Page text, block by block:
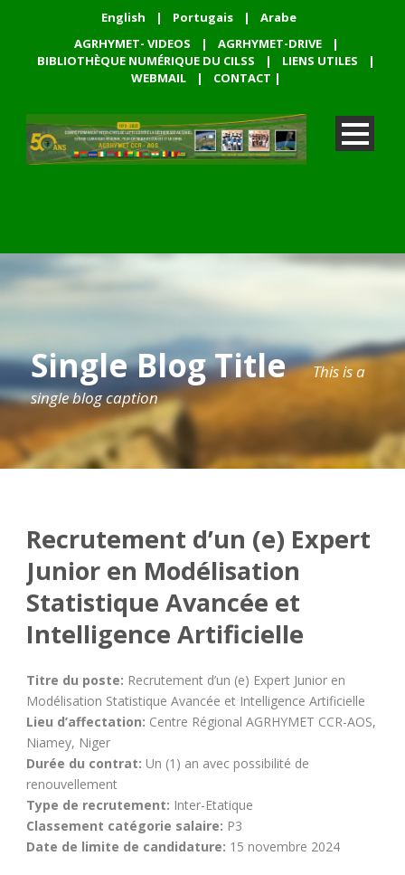
English | Portugais |
Arabe
AGRHYMET- VIDEOS
| AGRHYMET-DRIVE
|
BIBLIOTHÈQUE NUMÉRIQUE DU CILSS
| LIENS UTILES
|
WEBMAIL
| CONTACT |
Single Blog Title
This is a
single blog caption
Recrutement d’un (e) Expert
Junior en Modélisation
Statistique Avancée et
Intelligence Artificielle
Titre du poste: Recrutement d’un (e) Expert Junior en
Modélisation Statistique Avancée et Intelligence Artificielle
Lieu d’affectation: Centre Régional AGRHYMET CCR-AOS,
Niamey, Niger
Durée du contrat: Un (1) an avec possibilité de
renouvellement
Type de recrutement: Inter-Etatique
Classement catégorie salaire: P3
Date de limite de candidature: 15 novembre 2024